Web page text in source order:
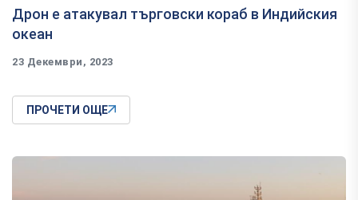
Дрон е атакувал търговски кораб в Индийския
океан
23 Декември, 2023
ПРОЧЕТИ ОЩЕ